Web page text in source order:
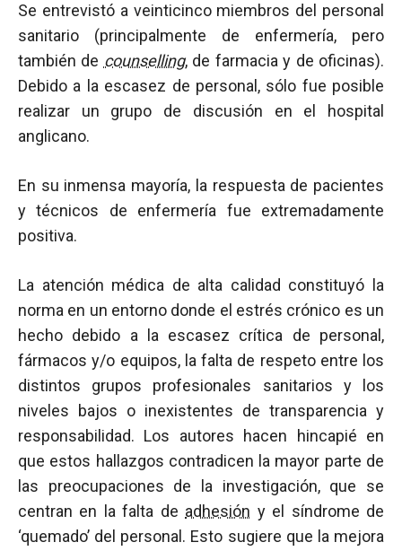
Se entrevistó a veinticinco miembros del personal
sanitario (principalmente de enfermería, pero
también de counselling, de farmacia y de oficinas).
Debido a la escasez de personal, sólo fue posible
realizar un grupo de discusión en el hospital
anglicano.
En su inmensa mayoría, la respuesta de pacientes
y técnicos de enfermería fue extremadamente
positiva.
La atención médica de alta calidad constituyó la
norma en un entorno donde el estrés crónico es un
hecho debido a la escasez crítica de personal,
fármacos y/o equipos, la falta de respeto entre los
distintos grupos profesionales sanitarios y los
niveles bajos o inexistentes de transparencia y
responsabilidad. Los autores hacen hincapié en
que estos hallazgos contradicen la mayor parte de
las preocupaciones de la investigación, que se
centran en la falta de adhesión y el síndrome de
‘quemado’ del personal. Esto sugiere que la mejora